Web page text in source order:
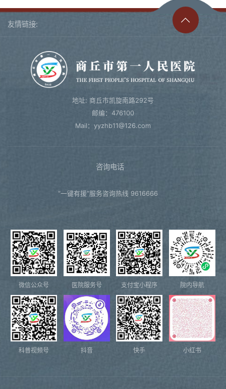
友情链接:
地址: 商丘市凯旋南路292号
邮编：476100
Mail：yyzhb11@126.com
咨询电话
“一键有援”服务咨询热线 9616666
微信公众号 医院服务号 支付宝小程序 院内导航
科普视频号 抖音 快手 小红书